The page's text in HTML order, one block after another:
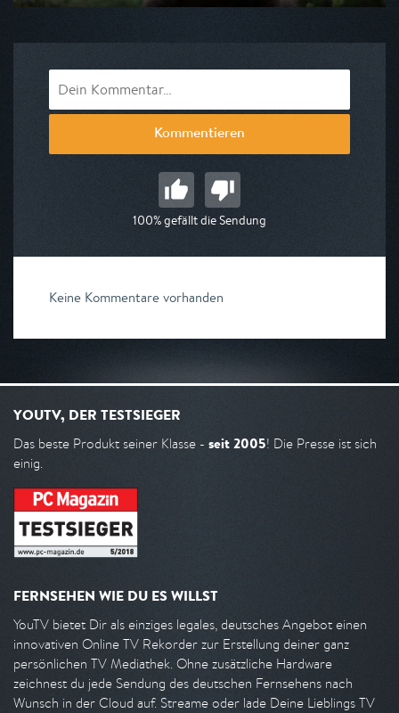
Ausgestrahlt von rbb
Kommentieren
100% gefällt die Sendung
Keine Kommentare vorhanden
YOUTV, DER TESTSIEGER
Das beste Produkt seiner Klasse - seit 2005! Die Presse ist sich
einig.
FERNSEHEN WIE DU ES WILLST
YouTV bietet Dir als einziges legales, deutsches Angebot einen
innovativen Online TV Rekorder zur Erstellung deiner ganz
persönlichen TV Mediathek. Ohne zusätzliche Hardware
zeichnest du jede Sendung des deutschen Fernsehens nach
Wunsch in der Cloud auf. Streame oder lade Deine Lieblings TV